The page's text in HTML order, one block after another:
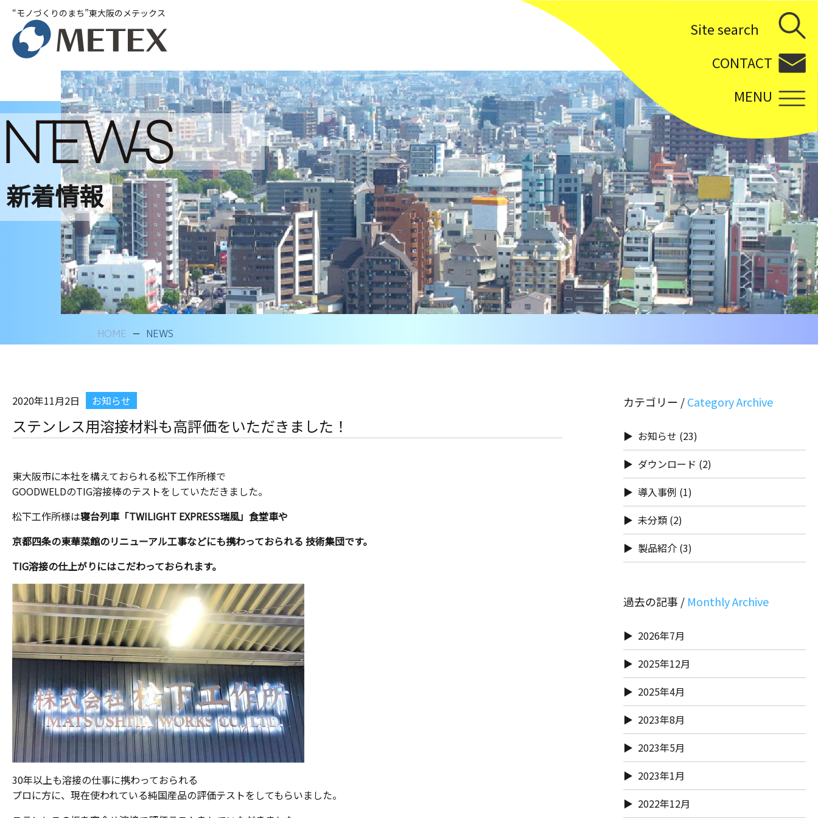
“モノづくりのまち”東大阪のメテックス
Site search
CONTACT
MENU
新着情報
HOME NEWS
2020年11月2日 お知らせ
ステンレス用溶接材料も高評価をいただきました！
東大阪市に本社を構えておられる松下工作所様で
GOODWELDのTIG溶接棒のテストをしていただきました。
松下工作所様は寝台列車「TWILIGHT EXPRESS瑞風」食堂車や
京都四条の東華菜館のリニューアル工事などにも携わっておられる 技術集団です。
TIG溶接の仕上がりにはこだわっておられます。
30年以上も溶接の仕事に携わっておられる
プロに方に、現在使われている純国産品の評価テストをしてもらいました。
カテゴリー /
お知らせ (23)
ダウンロード (2)
導入事例 (1)
未分類 (2)
製品紹介 (3)
過去の記事 /
2026年7月
2025年12月
2025年4月
2023年8月
2023年5月
2023年1月
2022年12月